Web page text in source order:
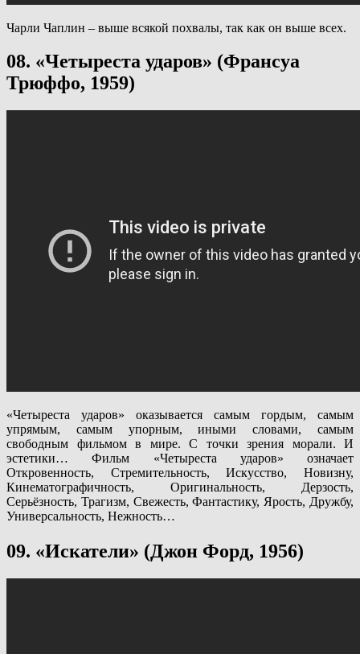
Чарли Чаплин – выше всякой похвалы, так как он выше всех.
08. «Четыреста ударов» (Франсуа
Трюффо, 1959)
«Четыреста ударов» оказывается самым гордым, самым
упрямым, самым упорным, иными словами, самым
свободным фильмом в мире. С точки зрения морали. И
эстетики… Фильм «Четыреста ударов» означает
Откровенность, Стремительность, Искусство, Новизну,
Кинематографичность, Оригинальность, Дерзость,
Серьёзность, Трагизм, Свежесть, Фантастику, Ярость, Дружбу,
Универсальность, Нежность…
09. «Искатели» (Джон Форд, 1956)